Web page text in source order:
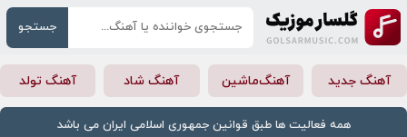
جستجو
آهنگ جدید آهنگ‌ماشین آهنگ شاد آهنگ تولد
همه فعالیت ها طبق قوانین جمهوری اسلامی ایران می باشد